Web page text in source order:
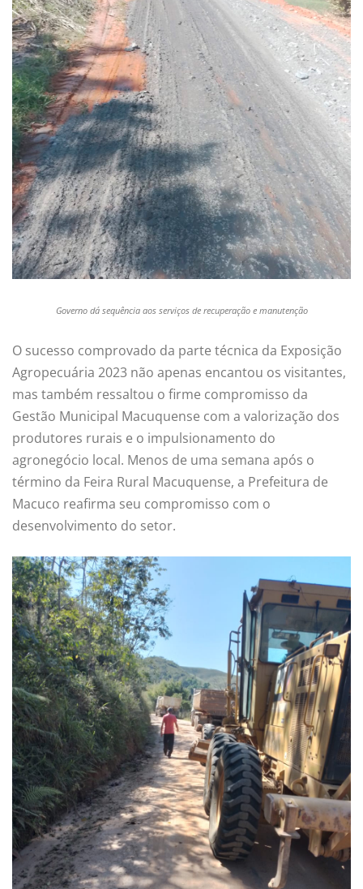
Governo dá sequência aos serviços de recuperação e manutenção
O sucesso comprovado da parte técnica da Exposição
Agropecuária 2023 não apenas encantou os visitantes,
mas também ressaltou o firme compromisso da
Gestão Municipal Macuquense com a valorização dos
produtores rurais e o impulsionamento do
agronegócio local. Menos de uma semana após o
término da Feira Rural Macuquense, a Prefeitura de
Macuco reafirma seu compromisso com o
desenvolvimento do setor.